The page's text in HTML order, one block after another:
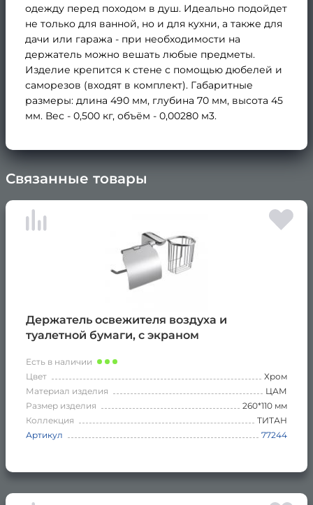
одежду перед походом в душ. Идеально подойдет
не только для ванной, но и для кухни, а также для
дачи или гаража - при необходимости на
держатель можно вешать любые предметы.
Изделие крепится к стене с помощью дюбелей и
саморезов (входят в комплект). Габаритные
размеры: длина 490 мм, глубина 70 мм, высота 45
мм. Вес - 0,500 кг, объём - 0,00280 м3.
Связанные товары
Держатель освежителя воздуха и
туалетной бумаги, с экраном
Есть в наличии
Цвет
Хром
Материал изделия
ЦАМ
Размер изделия
260*110 мм
Коллекция
ТИТАН
Артикул
77244